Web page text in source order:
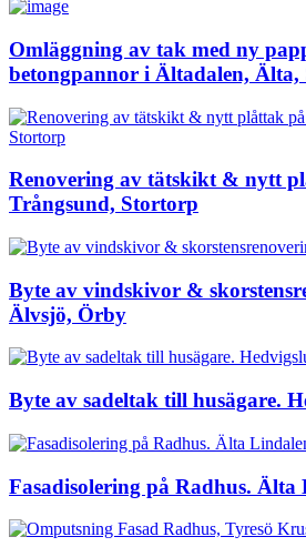
Omläggning av tak med ny
betongpannor i Ältadalen, Älta,
Renovering av tätskikt & nytt
Trångsund, Stortorp
Byte av vindskivor &
Älvsjö, Örby
Byte av sadeltak till husägare.
Fasadisolering på Radhus. Älta